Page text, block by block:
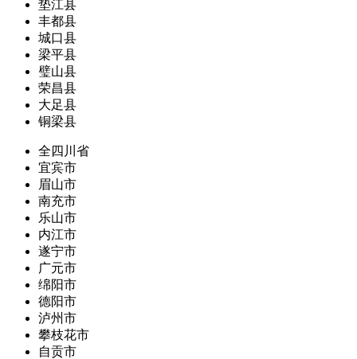
垫江县
丰都县
城口县
梁平县
璧山县
荣昌县
大足县
铜梁县
全四川省
宜宾市
眉山市
南充市
乐山市
内江市
遂宁市
广元市
绵阳市
德阳市
泸州市
攀枝花市
自贡市